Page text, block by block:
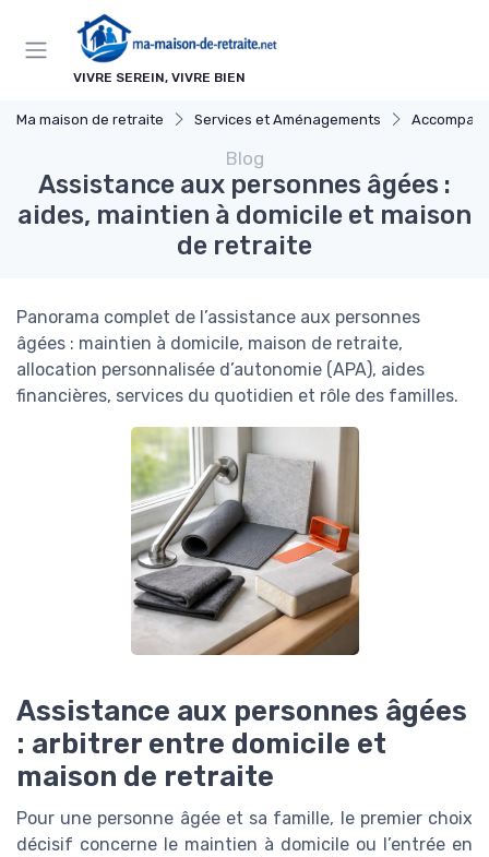
VIVRE SEREIN, VIVRE BIEN
Ma maison de retraite Services et Aménagements
Blog
Assistance aux personnes âgées :
aides, maintien à domicile et maison
de retraite
Panorama complet de l’assistance aux personnes
âgées : maintien à domicile, maison de retraite,
allocation personnalisée d’autonomie (APA), aides
financières, services du quotidien et rôle des familles.
Assistance aux personnes âgées
: arbitrer entre domicile et
maison de retraite
Pour une personne âgée et sa famille, le premier choix
décisif concerne le maintien à domicile ou l’entrée en
Panneau de gestion des cookies